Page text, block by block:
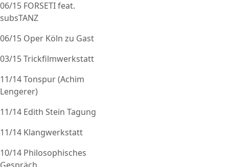
06/15 FORSETI feat.
subsTANZ
06/15 Oper Köln zu Gast
03/15 Trickfilmwerkstatt
11/14 Tonspur (Achim
Lengerer)
11/14 Edith Stein Tagung
11/14 Klangwerkstatt
10/14 Philosophisches